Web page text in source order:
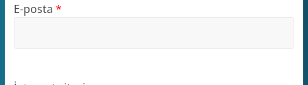
E-posta *